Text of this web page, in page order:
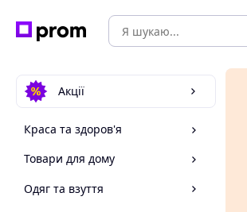
Акції
Краса та здоров'я
Товари для дому
Одяг та взуття